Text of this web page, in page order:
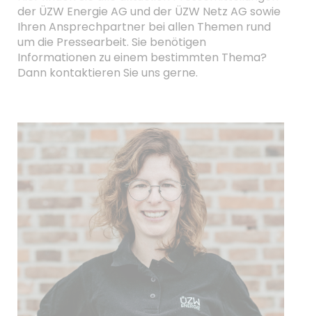
der ÜZW Energie AG und der ÜZW Netz AG sowie
Ihren Ansprechpartner bei allen Themen rund
um die Pressearbeit. Sie benötigen
Informationen zu einem bestimmten Thema?
Dann kontaktieren Sie uns gerne.